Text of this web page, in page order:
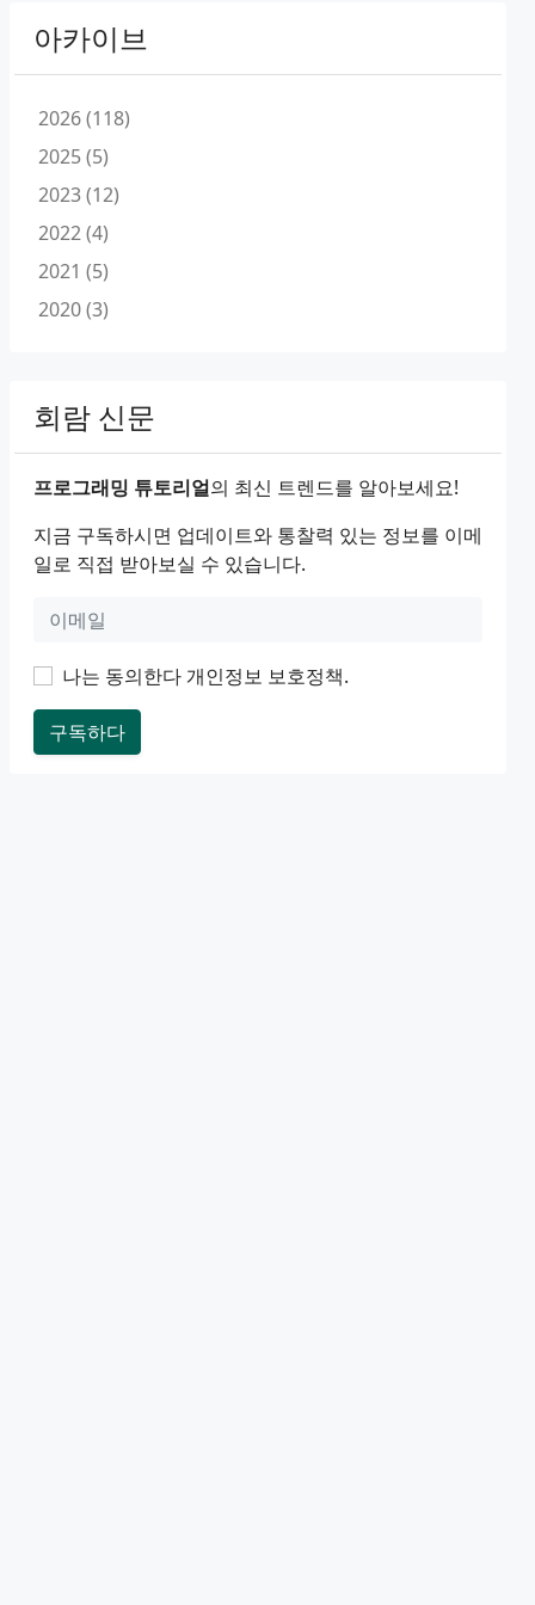
아카이브
2026 (118)
2025 (5)
2023 (12)
2022 (4)
2021 (5)
2020 (3)
회람 신문
프로그래밍 튜토리얼의 최신 트렌드를 알아보세요!
지금 구독하시면 업데이트와 통찰력 있는 정보를 이메
일로 직접 받아보실 수 있습니다.
나는 동의한다 개인정보 보호정책.
구독하다